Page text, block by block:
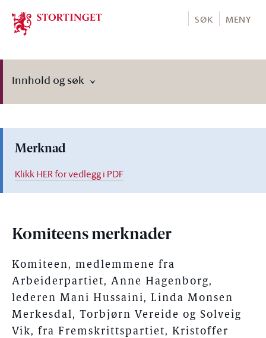
Stortinget.no
SØK MENY
Innhold og søk
Merknad
Klikk HER for vedlegg i PDF
Komiteens merknader
Komiteen, medlemmene fra
Arbeiderpartiet, Anne Hagenborg,
lederen Mani Hussaini, Linda Monsen
Merkesdal, Torbjørn Vereide og Solveig
Vik, fra Fremskrittspartiet, Kristoffer